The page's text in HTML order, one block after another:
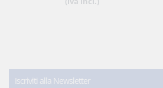
Iscriviti alla Newsletter